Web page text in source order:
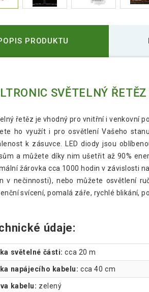
PRODUKTU
SVĚTELNÝ
řetěz je vhodný pro vnitřní i venkovní
ho využít i pro osvětlení Vašeho
k zásuvce. LED diody jsou
a můžete díky nim ušetřit až 90%
žárovka cca 1000 hodin v závislosti
v nečinnosti), nebo můžete osvětlení
svícení, pomalá záře, rychlé blikání,
údaje:
světelné části: cca 20 m
napájecího kabelu: cca 40 cm
kabelu: zelený